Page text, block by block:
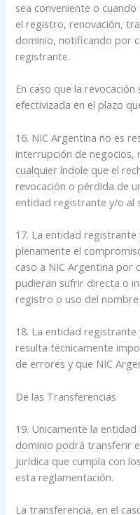
sea conveniente o
el registro, renovación,
dominio, notificando por
registrante.
En caso que la
efectivizada en el plazo
16. NIC Argentina no es
interrupción de negocios,
cualquier índole que el
revocación o pérdida de
entidad registrante y/o al
17. La entidad registrante
plenamente el
caso a NIC Argentina por
pudieran sufrir directa o
registro o uso del
18. La entidad
resulta técnicamente
de errores y que NIC
De las Transferencias
19. Unicamente la
dominio podrá transferir
jurídica que cumpla con
esta reglamentación.
La transferencia, en el